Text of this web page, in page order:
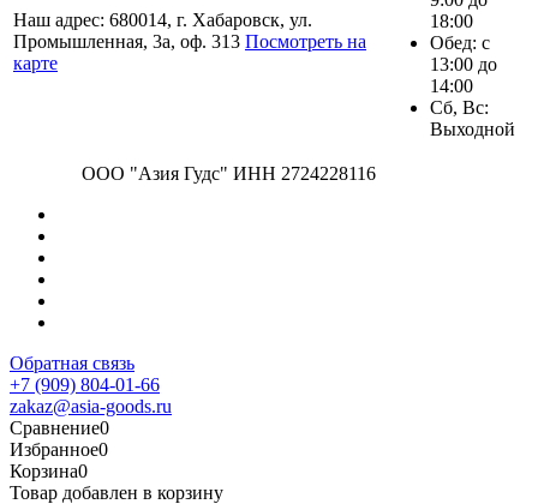
Наш адрес: 680014, г. Хабаровск, ул.
Промышленная, 3а, оф. 313 Посмотреть на
карте
18:00
Обед: с
13:00 до
14:00
Сб, Вс:
Выходной
ООО "Азия Гудс" ИНН 2724228116
Обратная связь
+7 (909) 804-01-66
zakaz@asia-goods.ru
Сравнение0
Избранное0
Корзина0
Товар добавлен в корзину